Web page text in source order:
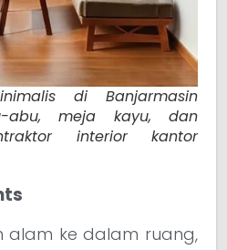
di Banjarmasin
abu, meja kayu, dan
interior kantor
alam ke dalam ruang,